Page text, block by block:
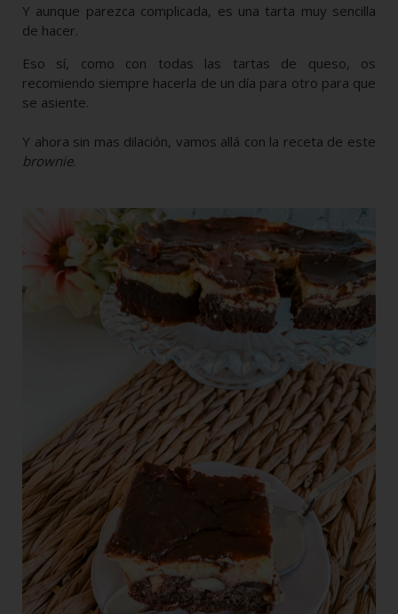
Y aunque parezca complicada, es una tarta muy sencilla
de hacer.
Eso sí, como con todas las tartas de queso, os
recomiendo siempre hacerla de un día para otro para que
se asiente.
Y ahora sin mas dilación, vamos allá con la receta de este
brownie.